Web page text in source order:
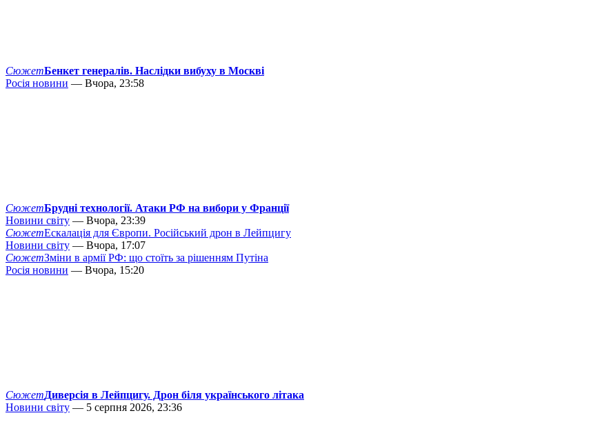
СюжетБенкет генералів. Наслідки вибуху в Москві
Росія новини — Вчора, 23:58
СюжетБрудні технології. Атаки РФ на вибори у Франції
Новини світу — Вчора, 23:39
СюжетЕскалація для Європи. Російський дрон в Лейпцигу
Новини світу — Вчора, 17:07
СюжетЗміни в армії РФ: що стоїть за рішенням Путіна
Росія новини — Вчора, 15:20
СюжетДиверсія в Лейпцигу. Дрон біля українського літака
Новини світу — 5 серпня 2026, 23:36